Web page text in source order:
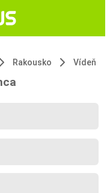
Rakousko Vídeň